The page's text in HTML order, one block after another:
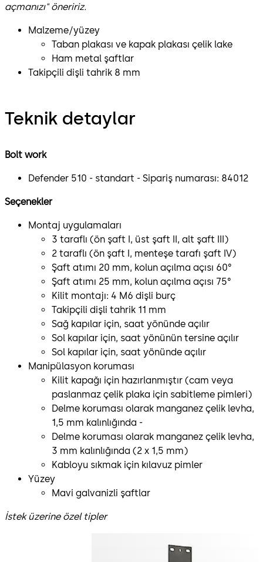
açmanızı" öneririz.
Malzeme/yüzey
Taban plakası ve kapak plakası çelik lake
Ham metal şaftlar
Takipçili dişli tahrik 8 mm
Teknik detaylar
Bolt work
Defender 510 - standart - Sipariş numarası: 84012
Seçenekler
Montaj uygulamaları
3 taraflı (ön şaft I, üst şaft II, alt şaft III)
2 taraflı (ön şaft I, menteşe tarafı şaft IV)
Şaft atımı 20 mm, kolun açılma açısı 60°
Şaft atımı 25 mm, kolun açılma açısı 75°
Kilit montajı: 4 M6 dişli burç
Takipçili dişli tahrik 11 mm
Sağ kapılar için, saat yönünde açılır
Sol kapılar için, saat yönünün tersine açılır
Sol kapılar için, saat yönünde açılır
Manipülasyon koruması
Kilit kapağı için hazırlanmıştır (cam veya
paslanmaz çelik plaka için sabitleme pimleri)
Delme koruması olarak manganez çelik levha,
1,5 mm kalınlığında -
Delme koruması olarak manganez çelik levha,
3 mm kalınlığında (2 x 1,5 mm)
Kabloyu sıkmak için kılavuz pimler
Yüzey
Mavi galvanizli şaftlar
İstek üzerine özel tipler